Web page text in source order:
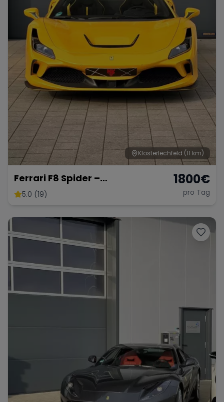
Klosterlechfeld (11 km)
Ferrari F8 Spider –
Atemberaubendes Cabrio
5.0 (19)
1800€
pro Tag